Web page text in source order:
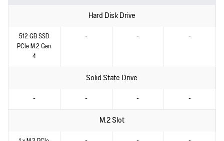
Hard Disk Drive
512 GB SSD
PCIe M.2 Gen
4
- - -
Solid State Drive
- - - -
M.2 Slot